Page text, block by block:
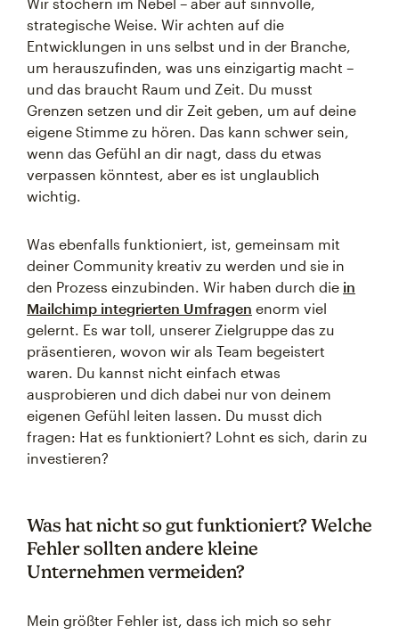
Wir stochern im Nebel – aber auf sinnvolle,
strategische Weise. Wir achten auf die
Entwicklungen in uns selbst und in der Branche,
um herauszufinden, was uns einzigartig macht –
und das braucht Raum und Zeit. Du musst
Grenzen setzen und dir Zeit geben, um auf deine
eigene Stimme zu hören. Das kann schwer sein,
wenn das Gefühl an dir nagt, dass du etwas
verpassen könntest, aber es ist unglaublich
wichtig.
Was ebenfalls funktioniert, ist, gemeinsam mit
deiner Community kreativ zu werden und sie in
den Prozess einzubinden. Wir haben durch die in
Mailchimp integrierten Umfragen enorm viel
gelernt. Es war toll, unserer Zielgruppe das zu
präsentieren, wovon wir als Team begeistert
waren. Du kannst nicht einfach etwas
ausprobieren und dich dabei nur von deinem
eigenen Gefühl leiten lassen. Du musst dich
fragen: Hat es funktioniert? Lohnt es sich, darin zu
investieren?
Was hat nicht so gut funktioniert? Welche
Fehler sollten andere kleine
Unternehmen vermeiden?
Mein größter Fehler ist, dass ich mich so sehr